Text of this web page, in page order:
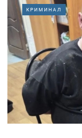
КРИМИНАЛ